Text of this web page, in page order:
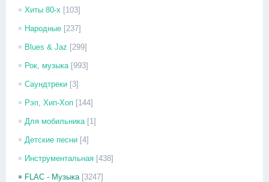
Хиты 80-х [103]
Народные [237]
Blues & Jaz [299]
Рок, музыка [993]
Саундтреки [3]
Рэп, Хип-Хоп [144]
Для мобильника [1]
Детские песни [4]
Инструментальная [438]
FLAC - Музыка [3247]